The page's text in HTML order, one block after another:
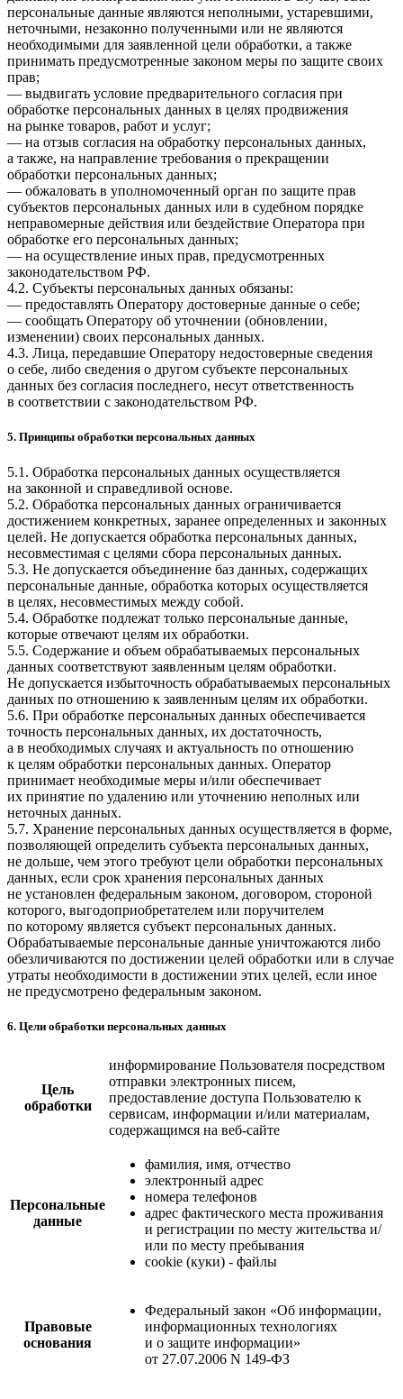
персональные данные являются неполными, устаревшими,
неточными, незаконно полученными или не являются
необходимыми для заявленной цели обработки, а также
принимать предусмотренные законом меры по защите своих
прав;
— выдвигать условие предварительного согласия при
обработке персональных данных в целях продвижения
на рынке товаров, работ и услуг;
— на отзыв согласия на обработку персональных данных,
а также, на направление требования о прекращении
обработки персональных данных;
— обжаловать в уполномоченный орган по защите прав
субъектов персональных данных или в судебном порядке
неправомерные действия или бездействие Оператора при
обработке его персональных данных;
— на осуществление иных прав, предусмотренных
законодательством РФ.
4.2. Субъекты персональных данных обязаны:
— предоставлять Оператору достоверные данные о себе;
— сообщать Оператору об уточнении (обновлении,
изменении) своих персональных данных.
4.3. Лица, передавшие Оператору недостоверные сведения
о себе, либо сведения о другом субъекте персональных
данных без согласия последнего, несут ответственность
в соответствии с законодательством РФ.
5. Принципы обработки персональных данных
5.1. Обработка персональных данных осуществляется
на законной и справедливой основе.
5.2. Обработка персональных данных ограничивается
достижением конкретных, заранее определенных и законных
целей. Не допускается обработка персональных данных,
несовместимая с целями сбора персональных данных.
5.3. Не допускается объединение баз данных, содержащих
персональные данные, обработка которых осуществляется
в целях, несовместимых между собой.
5.4. Обработке подлежат только персональные данные,
которые отвечают целям их обработки.
5.5. Содержание и объем обрабатываемых персональных
данных соответствуют заявленным целям обработки.
Не допускается избыточность обрабатываемых персональных
данных по отношению к заявленным целям их обработки.
5.6. При обработке персональных данных обеспечивается
точность персональных данных, их достаточность,
а в необходимых случаях и актуальность по отношению
к целям обработки персональных данных. Оператор
принимает необходимые меры и/или обеспечивает
их принятие по удалению или уточнению неполных или
неточных данных.
5.7. Хранение персональных данных осуществляется в форме,
позволяющей определить субъекта персональных данных,
не дольше, чем этого требуют цели обработки персональных
данных, если срок хранения персональных данных
не установлен федеральным законом, договором, стороной
которого, выгодоприобретателем или поручителем
по которому является субъект персональных данных.
Обрабатываемые персональные данные уничтожаются либо
обезличиваются по достижении целей обработки или в случае
утраты необходимости в достижении этих целей, если иное
не предусмотрено федеральным законом.
6. Цели обработки персональных данных
Цель
обработки
информирование Пользователя посредством
отправки электронных писем,
предоставление доступа Пользователю к
сервисам, информации и/или материалам,
содержащимся на веб-сайте
Персональные
данные
фамилия, имя, отчество
электронный адрес
номера телефонов
адрес фактического места проживания
и регистрации по месту жительства и/
или по месту пребывания
cookie (куки) - файлы
Правовые
основания
Федеральный закон «Об информации,
информационных технологиях
и о защите информации»
от 27.07.2006 N 149-ФЗ